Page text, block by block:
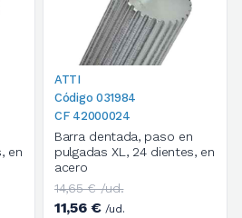
en
ATTI
Código 031984
CF 42000024
Barra dentada, paso en
pulgadas XL, 24 dientes, en
acero
14,65 € /ud.
11,56 €/ud.